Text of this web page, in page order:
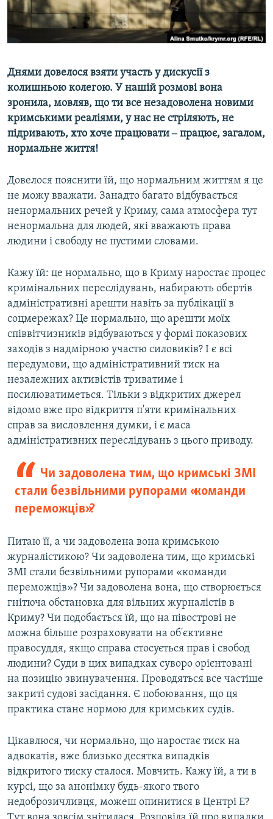
ВІДЕОУРОКИ «ELIFBE»
СВІДЧЕННЯ ОКУПАЦІЇ
ІНФОГРАФІКА
Русский
Qırımtatar
ДОЛУЧАЙСЯ!
Усі сайти RFE/RL
Днями довелося взяти участь у дискусії з
колишньою колегою. У нашій розмові вона
зронила, мовляв, що ти все незадоволена новими
кримськими реаліями, у нас не стріляють, не
підривають, хто хоче працювати ‒ працює, загалом,
нормальне життя!
Довелося пояснити їй, що нормальним життям я це
не можу вважати. Занадто багато відбувається
ненормальних речей у Криму, сама атмосфера тут
ненормальна для людей, які вважають права
людини і свободу не пустими словами.
Кажу їй: це нормально, що в Криму наростає процес
кримінальних переслідувань, набирають обертів
адміністративні арешти навіть за публікації в
соцмережах? Це нормально, що арешти моїх
співвітчизників відбуваються у формі показових
заходів з надмірною участю силовиків? І є всі
передумови, що адміністративний тиск на
незалежних активістів триватиме і
посилюватиметься. Тільки з відкритих джерел
відомо вже про відкриття п'яти кримінальних
справ за висловлення думки, і є маса
адміністративних переслідувань з цього приводу.
Чи задоволена тим, що кримські ЗМІ
стали безвільними рупорами «команди
переможців»?
Питаю її, а чи задоволена вона кримською
журналістикою? Чи задоволена тим, що кримські
ЗМІ стали безвільними рупорами «команди
переможців»? Чи задоволена вона, що створюється
гнітюча обстановка для вільних журналістів в
Криму? Чи подобається їй, що на півострові не
можна більше розраховувати на об'єктивне
правосуддя, якщо справа стосується прав і свобод
людини? Суди в цих випадках суворо орієнтовані
на позицію звинувачення. Проводяться все частіше
закриті судові засідання. Є побоювання, що ця
практика стане нормою для кримських судів.
Цікавлюся, чи нормально, що наростає тиск на
адвокатів, вже близько десятка випадків
відкритого тиску сталося. Мовчить. Кажу їй, а ти в
курсі, що за анонімку будь-якого твого
недоброзичливця, можеш опинитися в Центрі Е?